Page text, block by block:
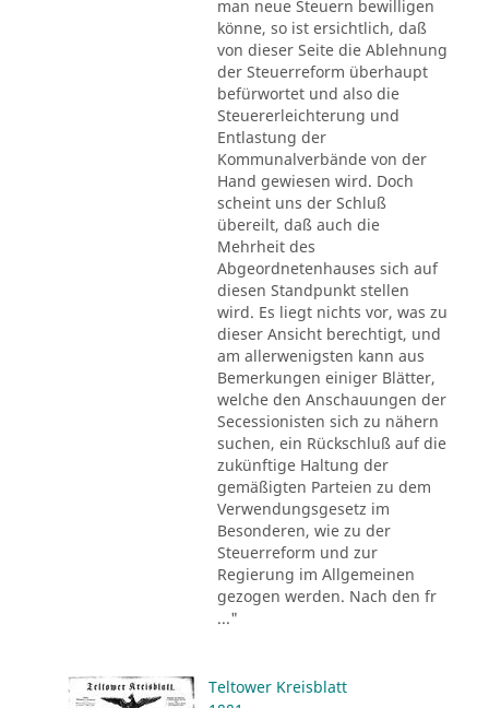
man neue Steuern bewilligen
könne, so ist ersichtlich, daß
von dieser Seite die Ablehnung
der Steuerreform überhaupt
befürwortet und also die
Steuererleichterung und
Entlastung der
Kommunalverbände von der
Hand gewiesen wird. Doch
scheint uns der Schluß
übereilt, daß auch die
Mehrheit des
Abgeordnetenhauses sich auf
diesen Standpunkt stellen
wird. Es liegt nichts vor, was zu
dieser Ansicht berechtigt, und
am allerwenigsten kann aus
Bemerkungen einiger Blätter,
welche den Anschauungen der
Secessionisten sich zu nähern
suchen, ein Rückschluß auf die
zukünftige Haltung der
gemäßigten Parteien zu dem
Verwendungsgesetz im
Besonderen, wie zu der
Steuerreform und zur
Regierung im Allgemeinen
gezogen werden. Nach den fr
..."
Teltower Kreisblatt